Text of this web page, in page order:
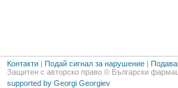
Контакти | Подай сигнал за нарушение |
Защитен с авторско право © Български
supported by Georgi Georgiev